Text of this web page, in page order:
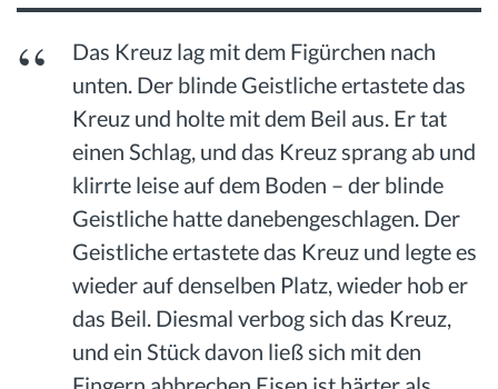
Das Kreuz lag mit dem Figürchen nach
unten. Der blinde Geistliche ertastete das
Kreuz und holte mit dem Beil aus. Er tat
einen Schlag, und das Kreuz sprang ab und
klirrte leise auf dem Boden – der blinde
Geistliche hatte danebengeschlagen. Der
Geistliche ertastete das Kreuz und legte es
wieder auf denselben Platz, wieder hob er
das Beil. Diesmal verbog sich das Kreuz,
und ein Stück davon ließ sich mit den